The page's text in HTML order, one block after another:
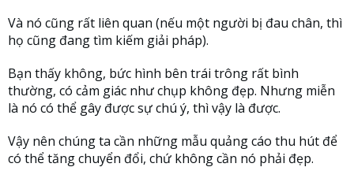
Và nó cũng rất liên quan (nếu một người bị đau chân, thì
họ cũng đang tìm kiếm giải pháp).
Bạn thấy không, bức hình bên trái trông rất bình
thường, có cảm giác như chụp không đẹp. Nhưng miễn
là nó có thể gây được sự chú ý, thì vậy là được.
Vậy nên chúng ta cần những mẫu quảng cáo thu hút để
có thể tăng chuyển đổi, chứ không cần nó phải đẹp.